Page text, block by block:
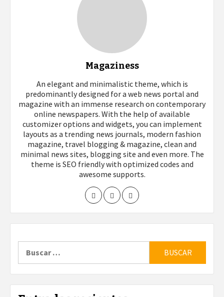
Magaziness
An elegant and minimalistic theme, which is
predominantly designed for a web news portal and
magazine with an immense research on contemporary
online newspapers. With the help of available
customizer options and widgets, you can implement
layouts as a trending news journals, modern fashion
magazine, travel blogging & magazine, clean and
minimal news sites, blogging site and even more. The
theme is SEO friendly with optimized codes and
awesome supports.